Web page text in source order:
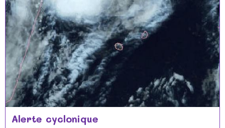
Alerte cyclonique